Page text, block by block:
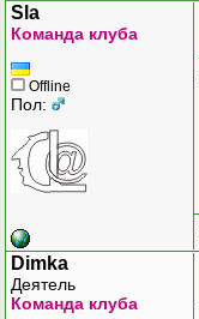
Sla
Команда клуба
Offline
Пол:
Dimka
Деятель
Команда клуба